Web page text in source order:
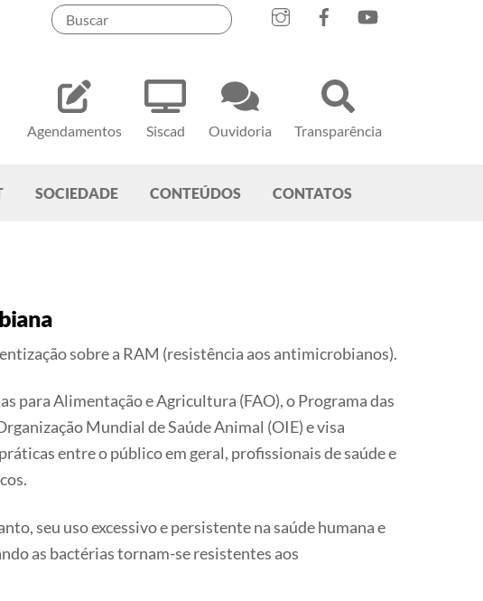
Agendamentos Siscad Ouvidoria Transparência
SOCIEDADE CONTEÚDOS CONTATOS
sobre a RAM (resistência aos antimicrobianos).
para Alimentação e Agricultura (FAO), o Programa das
Mundial de Saúde Animal (OIE) e visa
entre o público em geral, profissionais de saúde e
seu uso excessivo e persistente na saúde humana e
as bactérias tornam-se resistentes aos